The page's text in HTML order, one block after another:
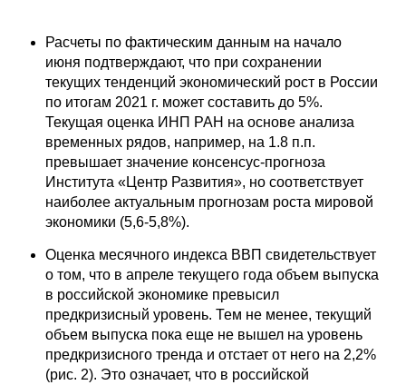
Расчеты по фактическим данным на начало
июня подтверждают, что при сохранении
текущих тенденций экономический рост в России
по итогам 2021 г. может составить до 5%.
Текущая оценка ИНП РАН на основе анализа
временных рядов, например, на 1.8 п.п.
превышает значение консенсус-прогноза
Института «Центр Развития», но соответствует
наиболее актуальным прогнозам роста мировой
экономики (5,6-5,8%).
Оценка месячного индекса ВВП свидетельствует
о том, что в апреле текущего года объем выпуска
в российской экономике превысил
предкризисный уровень. Тем не менее, текущий
объем выпуска пока еще не вышел на уровень
предкризисного тренда и отстает от него на 2,2%
(рис. 2). Это означает, что в российской